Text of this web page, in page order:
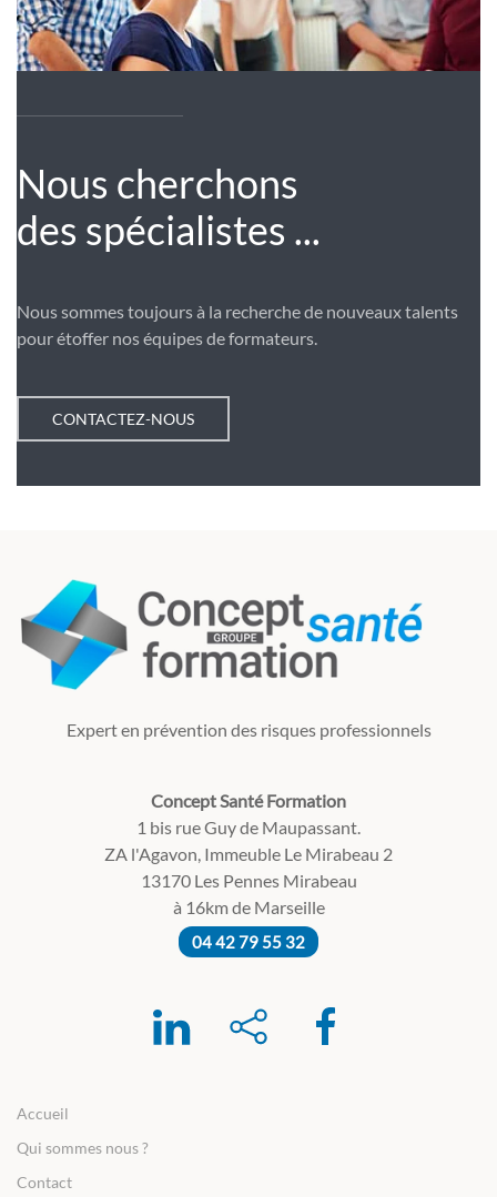
Nous cherchons
des spécialistes ...
Nous sommes toujours à la recherche de nouveaux talents
pour étoffer nos équipes de formateurs.
CONTACTEZ-NOUS
Expert en prévention des risques professionnels
Concept Santé Formation
1 bis rue Guy de Maupassant.
ZA l'Agavon, Immeuble Le Mirabeau 2
13170 Les Pennes Mirabeau
à 16km de Marseille
04 42 79 55 32
Accueil
Qui sommes nous ?
Contact